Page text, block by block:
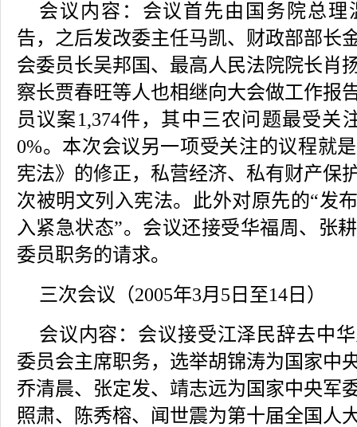
会议内容： 会议首先由国务院总理
告，之后发改委主任马凯、财政部部长
会委员长吴邦国、最高人民法院院长肖
察长贾春旺等人也相继向大会做工作报
员议案1,374件，其中三农问题最受关
0%。本次会议另一项受关注的议程就
宪法》的修正，私营经济、私有财产保
次被明文列入宪法。此外对原先的“发
入紧急状态”。会议还接受华福周、张
委员职务的请求。
三次会议 （2005年3月5日至14日）
会议内容： 会议接受江泽民辞去中
委员会主席职务，选举胡锦涛为国家中
乔清晨、张定发、靖志远为国家中央军
照肃、陈秀榕、闻世震为第十届全国人